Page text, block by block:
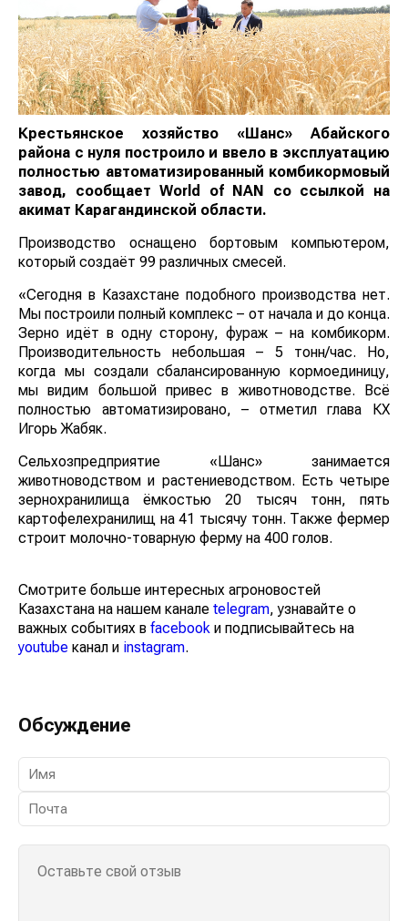
Крестьянское хозяйство «Шанс» Абайского
района с нуля построило и ввело в эксплуатацию
полностью автоматизированный комбикормовый
завод, сообщаетWorld of NAN со ссылкой на
акимат Карагандинской области.
Производство оснащено бортовым компьютером,
который создаёт 99 различных смесей.
«Сегодня в Казахстане подобного производства нет.
Мы построили полный комплекс – от начала и до конца.
Зерно идёт в одну сторону, фураж – на комбикорм.
Производительность небольшая – 5 тонн/час. Но,
когда мы создали сбалансированную кормоединицу,
мы видим большой привес в животноводстве. Всё
полностью автоматизировано, – отметил глава КХ
Игорь Жабяк.
Сельхозпредприятие «Шанс» занимается
животноводством и растениеводством. Есть четыре
зернохранилища ёмкостью 20 тысяч тонн, пять
картофелехранилищ на 41 тысячу тонн. Также фермер
строит молочно-товарную ферму на 400 голов.
Смотрите больше интересных агроновостей
Казахстана на нашем канале telegram, узнавайте о
важных событиях в facebook и подписывайтесь на
youtube канал и instagram.
Обсуждение